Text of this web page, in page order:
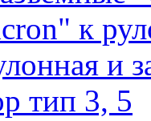
к
и
тип 3, 5